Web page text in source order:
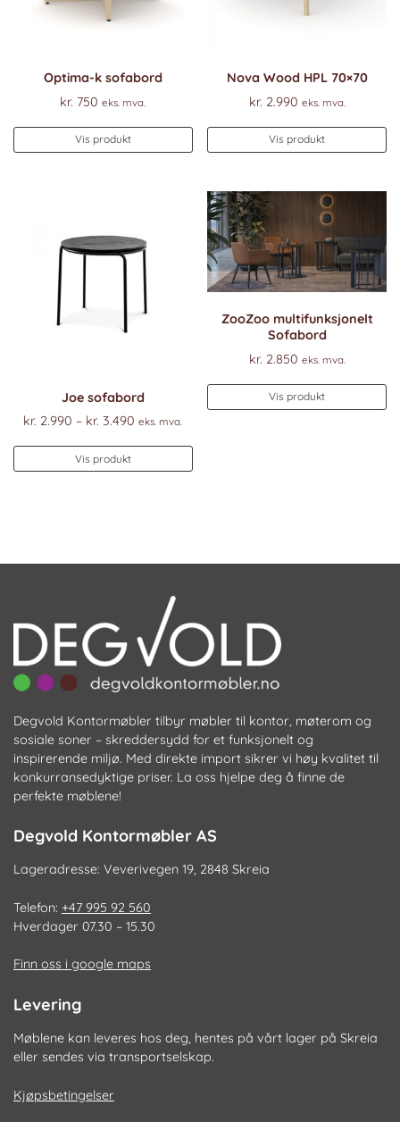
Optima-k sofabord
kr. 750 eks. mva.
Vis produkt
Nova Wood HPL 70×70
kr. 2.990 eks. mva.
Vis produkt
Joe sofabord
kr. 2.990 – kr. 3.490 Prisområde:
kr. 3.490
eks. mva.
Vis produkt
Dette
produktet
kan
produktsiden
ZooZoo multifunksjonelt
Sofabord
kr. 2.850 eks. mva.
Vis produkt
Degvold Kontormøbler tilbyr møbler til kontor, møterom og
sosiale soner – skreddersydd for et funksjonelt og
inspirerende miljø. Med direkte import sikrer vi høy kvalitet til
konkurransedyktige priser. La oss hjelpe deg å finne de
perfekte møblene!
Degvold Kontormøbler AS
Lageradresse: Veverivegen 19, 2848 Skreia
Telefon: +47 995 92 560
Hverdager 07.30 – 15.30
Finn oss i google maps
Levering
Møblene kan leveres hos deg, hentes på vårt lager på Skreia
eller sendes via transportselskap.
Kjøpsbetingelser